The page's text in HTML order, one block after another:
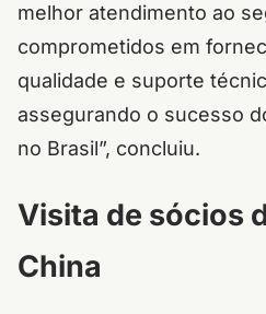
melhor atendimento ao
comprometidos em
qualidade e suporte
assegurando o sucesso
no Brasil”, concluiu.
Visita de sócios
China